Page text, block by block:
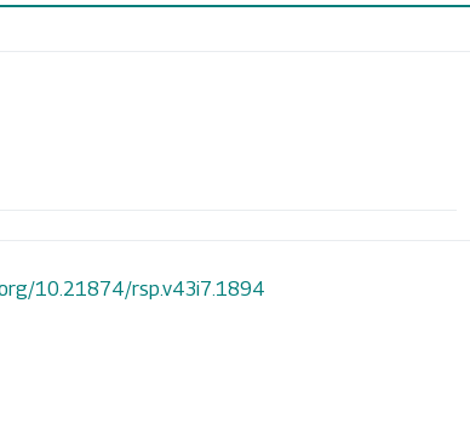
10.21874/rsp.v43i7.1894